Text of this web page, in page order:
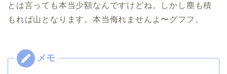
とは言っても本当少額なんですけどね。しかし塵も積
もれば山となります。本当侮れませんよ〜グフフ。